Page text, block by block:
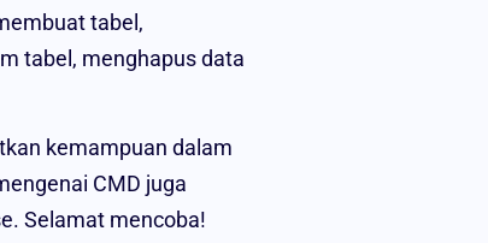
tabel,
tabel, menghapus data
kemampuan dalam
CMD juga
Selamat mencoba!